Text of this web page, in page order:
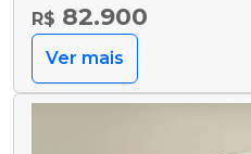
R$ 82.900
Ver mais